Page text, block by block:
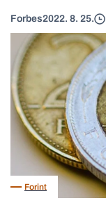
Forbes2022. 8. 25.
Forint